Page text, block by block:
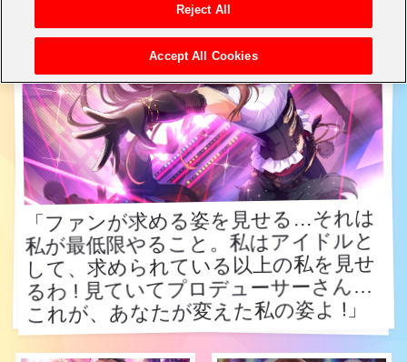
「ファンが求める姿を見せる…それは
私が最低限やること。私はアイドルと
して、求められている以上の私を見せ
るわ ! 見ていてプロデューサーさん…
これが、あなたが変えた私の姿よ !」
「ファンが求める姿を見せる…それは
私が最低限やること。私はアイドルと
して、求められている以上の私を見せ
るわ ! 見ていてプロデューサーさん…
これが、あなたが変えた私の姿よ !」
Reject All
Accept All Cookies